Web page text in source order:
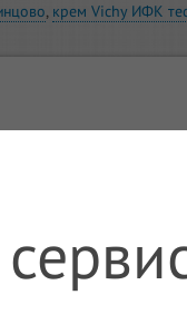
, крем Vichy ИФК